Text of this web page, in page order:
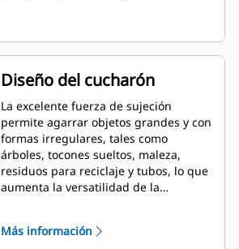
Diseño del cucharón
La excelente fuerza de sujeción
permite agarrar objetos grandes y con
formas irregulares, tales como
árboles, tocones sueltos, maleza,
residuos para reciclaje y tubos, lo que
aumenta la versatilidad de la
Más información